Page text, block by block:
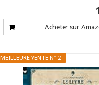
Acheter sur
MEILLEURE VENTE N° 2